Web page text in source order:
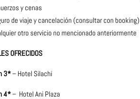
y cenas
de viaje y cancelación (consultar con booking)
otro servicio no mencionado anteriormente
OFRECIDOS
3*– Hotel Silachi
4*– Hotel Ani Plaza